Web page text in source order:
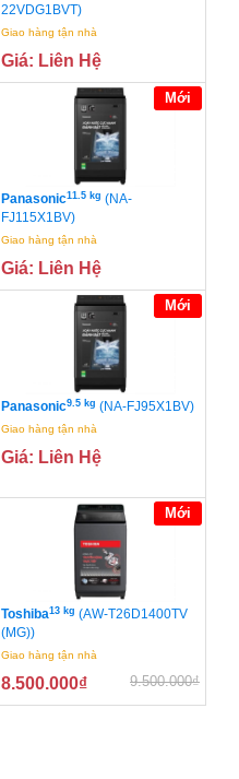
22VDG1BVT)
Giao hàng tận nhà
Giá: Liên Hệ
Mới
Panasonic11.5 kg (NA-
FJ115X1BV)
Giao hàng tận nhà
Giá: Liên Hệ
Mới
Panasonic9.5 kg (NA-FJ95X1BV)
Giao hàng tận nhà
Giá: Liên Hệ
Mới
Toshiba13 kg (AW-T26D1400TV
(MG))
Giao hàng tận nhà
8.500.000₫ 9.500.000₫